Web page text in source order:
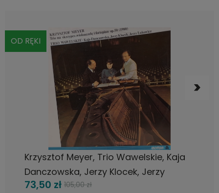
Krzysztof Meyer, Trio Wawelskie, Kaja
Danczowska, Jerzy Klocek, Jerzy
Łukowicz – Trio Na Skrzypce,
73,50 zł 105,00 zł
DO KOSZYKA
OD RĘKI